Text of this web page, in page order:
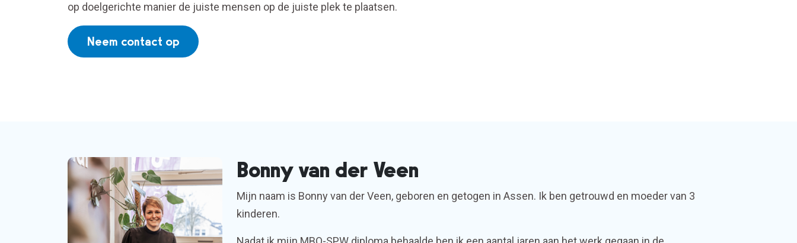
op doelgerichte manier de juiste mensen op de juiste plek te plaatsen.
Neem contact op
Bonny van der Veen
Mijn naam is Bonny van der Veen, geboren en getogen in Assen. Ik ben getrouwd en moeder van 3
kinderen.